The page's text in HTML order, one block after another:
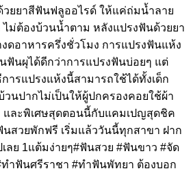
ยยาสีฟันฟลูออไรด์ ให้แค่ถ่มน้ำลาย
ไม่ต้องบ้วนน้ำตาม หลังแปรงฟันด้วยยา
ดอาหารครึ่งชั่วโมง การแปรงฟันแห้ง
ฟันผุได้ดีกว่าการแปรงฟันบ่อยๆ แต่
ารแปรงแห้งนี้สามารถใช้ได้ทั้งเด็ก
วนปากไม่เป็นให้ผู้ปกครองคอยใช้ผ้า
และพิเศษสุดตอนนี้กับแคมเปญสุดชิค
นสวยพักฟรี เริ่มแล้ววันนี้ทุกสาขา ฝาก
ลย 1แต้มง่ายๆ#ฟันสวย #ฟันขาว #จัด
ำฟันศรีราชา #ทำฟันพัทยา ต้องบอก